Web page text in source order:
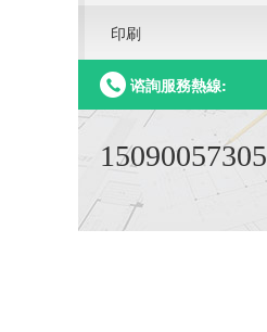
印刷
谘詢服務熱線:
15090057305